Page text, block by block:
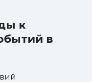
к
в